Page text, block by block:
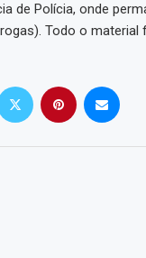
de Polícia, onde
Todo o material